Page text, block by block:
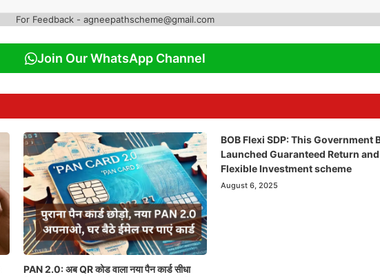
For Feedback - agneepathscheme@gmail.com
Join Our WhatsApp Channel
PAN 2.0: अब QR कोड वाला नया पैन कार्ड सीधा
BOB Flexi SDP: This Government
Launched Guaranteed Return and
Flexible Investment scheme
August 6, 2025